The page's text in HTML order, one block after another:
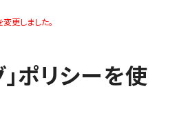
更しました。
ポリシーを使